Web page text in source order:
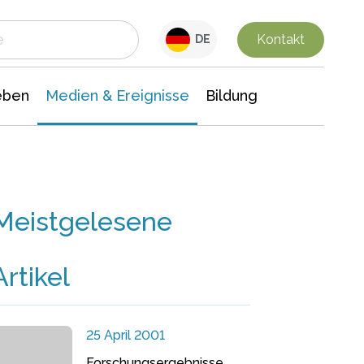
DE Kontakt
Medien & Ereignisse Bildung
25 April 2001